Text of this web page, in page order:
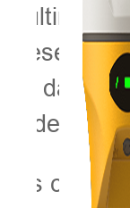
último
da
os